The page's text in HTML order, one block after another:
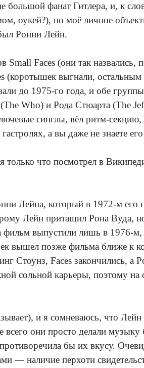
большой фанат Гитлера, и, к
оукей?), но моё личное
Ронни Лейн.
Small Faces (они так назвались,
(коротышек выгнали, остальным
до 1975-го года, и обе
Who) и Рода Стюарта (The
синглы, вёл ритм-
а вы даже не знаете
что посмотрел в
Лейна, который в 1972-м его
Лейн притащил Рона Вуда,
выпустили лишь в 1976-м,
вышел позже фильма ближе к
Стоунз, Faces закончились, а
сольной карьеры, поэтому
и я сомневаюсь, что
всего они просто делали музыку
бы их вкусу.
— наличие перхоти